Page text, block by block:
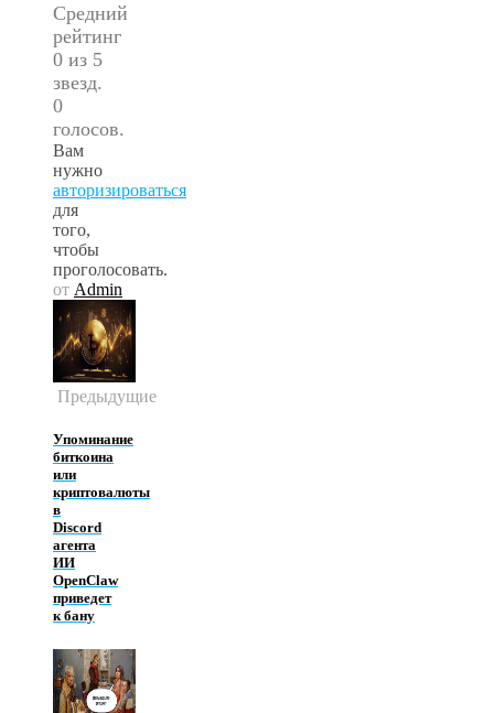
Средний
рейтинг
0 из 5
звезд.
0
голосов.
Вам
нужно
авторизироваться
для
того,
чтобы
проголосовать.
от Admin
Предыдущие
Упоминание
биткоина
или
криптовалюты
в
Discord
агента
ИИ
OpenClaw
приведет
к бану